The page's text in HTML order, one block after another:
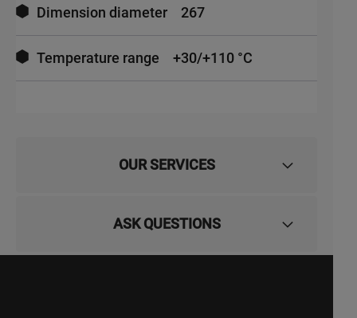
Dimension diameter 267
Temperature range +30/+110 °C
OUR SERVICES
ASK QUESTIONS